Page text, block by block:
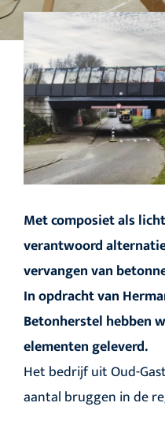
Met composiet als
verantwoord
vervangen van
In opdracht van
Betonherstel hebben
elementen geleverd.
Het bedrijf uit Oud-
aantal bruggen in de